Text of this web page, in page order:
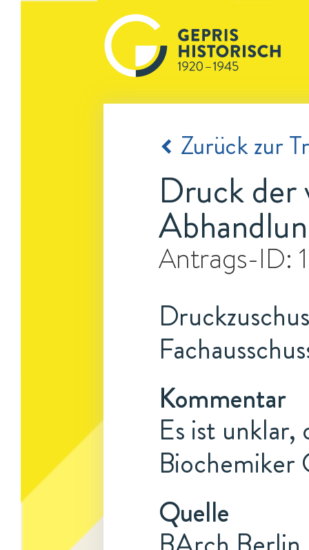
Zurück zur
Druck der
Antrags-ID:
Kommentar
Es ist
Quelle